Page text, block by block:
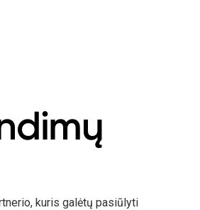
kuris galėtų pasiūlyti